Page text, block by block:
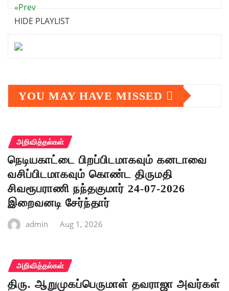
«Prev
HIDE PLAYLIST
YOU MAY HAVE MISSED
அறிவித்தல்கள்
நெடியகாட்டை பிறப்பிடமாகவும் கனடாவை
வசிப்பிடமாகவும் கொண்ட திருமதி
சிவரூபராணி நந்தகுமார் 24-07-2026
இறைவனடி சேர்ந்தார்
admin Aug 1, 2026
அறிவித்தல்கள்
திரு. ஆறுமுகப்பெருமாள் தவராஜா அவர்கள்